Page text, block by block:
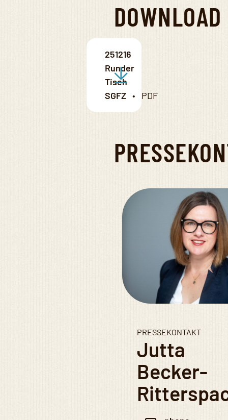
DOWNLOAD
251216
Runder
Tisch
SGFZ
PRESSEKONTAKT
Jutta
Becker-